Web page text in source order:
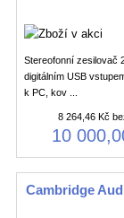
Stereofonní zesilovač
digitálním USB
k PC, kov ...
8 264,46 Kč
10
Cambridge